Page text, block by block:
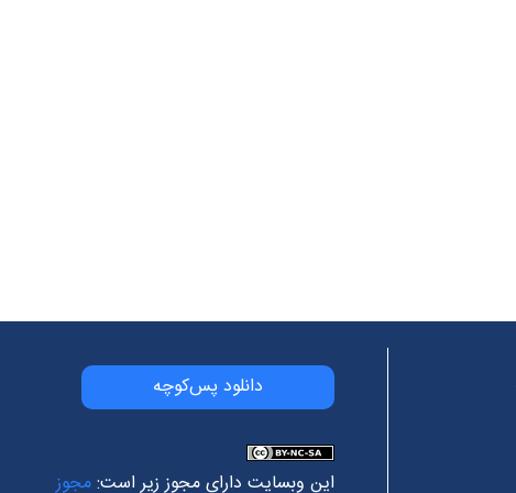
دانلود پس‌کوچه
این وبسایت دارای مجوز زیر است:مجوز